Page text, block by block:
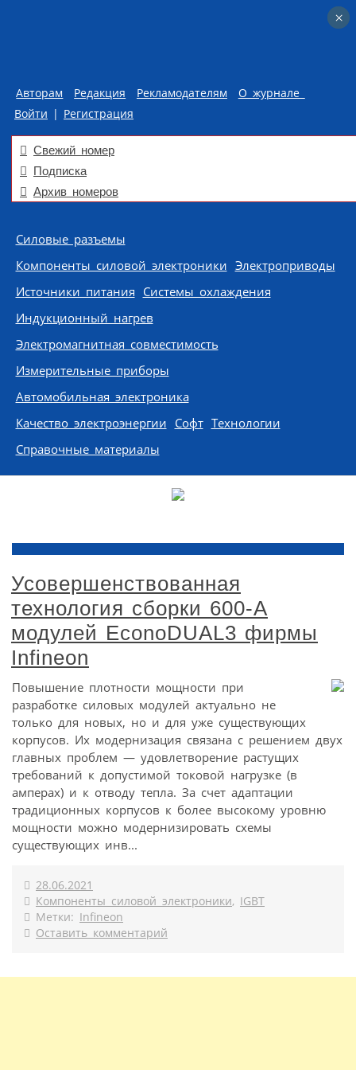
Авторам Редакция Рекламодателям
О журнале
Войти | Регистрация
Свежий номер
Подписка
Архив номеров
Skip to content
Силовые разъемы
Компоненты силовой электроники Электроприводы
Источники питания Системы охлаждения
Индукционный нагрев
Электромагнитная совместимость
Измерительные приборы
Автомобильная электроника
Качество электроэнергии Софт Технологии
Справочные материалы
Усовершенствованная
технология сборки 600-А
модулей EconoDUAL3 фирмы
Infineon
Повышение плотности мощности при
разработке силовых модулей актуально не
только для новых, но и для уже существующих
корпусов. Их модернизация связана с решением двух
главных проблем — удовлетворение растущих
требований к допустимой токовой нагрузке (в
амперах) и к отводу тепла. За счет адаптации
традиционных корпусов к более высокому уровню
мощности можно модернизировать схемы
существующих инв...
28.06.2021
Компоненты силовой электроники, IGBT
Метки: Infineon
Оставить комментарий
×
×